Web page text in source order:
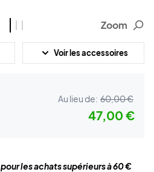
Zoom
Voir les accessoires
Au lieu de: 60,00 €
47,00 €
pour les achats supérieurs à 60 €